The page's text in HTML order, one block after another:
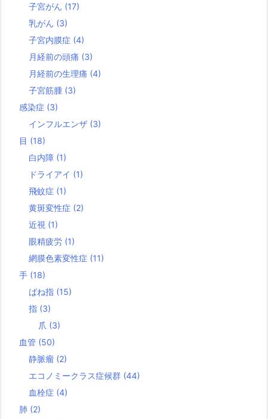
子宮がん (17)
乳がん (3)
子宮内膜症 (4)
月経前の頭痛 (3)
月経前の生理痛 (4)
子宮筋腫 (3)
感染症 (3)
インフルエンザ (3)
目 (18)
白内障 (1)
ドライアイ (1)
飛蚊症 (1)
黄斑変性症 (2)
近視 (1)
眼精疲労 (1)
網膜色素変性症 (11)
手 (18)
ばね指 (15)
指 (3)
爪 (3)
血管 (50)
静脈瘤 (2)
エコノミークラス症候群 (44)
血栓症 (4)
肺 (2)